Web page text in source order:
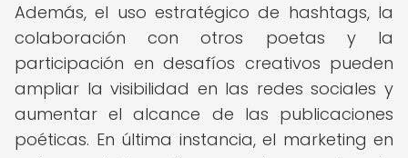
Además, el uso estratégico de hashtags, la
colaboración con otros poetas y la
participación en desafíos creativos pueden
ampliar la visibilidad en las redes sociales y
aumentar el alcance de las publicaciones
poéticas. En última instancia, el marketing en